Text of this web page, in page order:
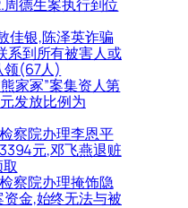
周德生案执行到位
佳银,陈泽英诈骗
系到所有被害人或
领(67人)
家冢”案集资人第
发放比例为
察院办理李恩平
元,邓飞燕退赃
察院办理掩饰隐
金,始终无法与被